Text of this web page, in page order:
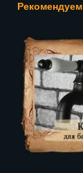
Рекомендуем